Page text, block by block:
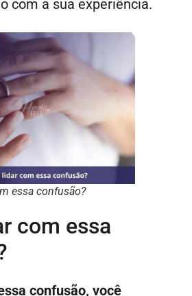
com a sua experiência.
essa confusão?
com essa
confusão, você